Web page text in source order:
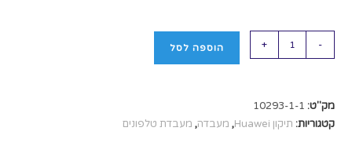
-
+ הוספה לסל
מק"ט: 10293-1-1
קטגוריות: תיקון Huawei , מעבדה, מעבדת טלפונים